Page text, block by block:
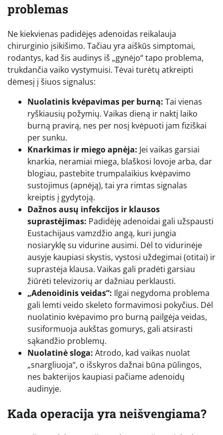
problemas
Ne kiekvienas padidėjęs adenoidas reikalauja
chirurginio įsikišimo. Tačiau yra aiškūs simptomai,
rodantys, kad šis audinys iš „gynėjo“ tapo problema,
trukdančia vaiko vystymuisi. Tėvai turėtų atkreipti
dėmesį į šiuos signalus:
Nuolatinis kvėpavimas per burną: Tai vienas
ryškiausių požymių. Vaikas dieną ir naktį laiko
burną pravirą, nes per nosį kvėpuoti jam fiziškai
per sunku.
Knarkimas ir miego apnėja: Jei vaikas garsiai
knarkia, neramiai miega, blaškosi lovoje arba, dar
blogiau, pastebite trumpalaikius kvėpavimo
sustojimus (apnėją), tai yra rimtas signalas
kreiptis į gydytoją.
Dažnos ausų infekcijos ir klausos
suprastėjimas: Padidėję adenoidai gali užspausti
Eustachijaus vamzdžio angą, kuri jungia
nosiaryklę su vidurine ausimi. Dėl to vidurinėje
ausyje kaupiasi skystis, vystosi uždegimai (otitai) ir
suprastėja klausa. Vaikas gali pradėti garsiau
žiūrėti televizorių ar dažniau perklausti.
„Adenoidinis veidas“: Ilgai negydoma problema
gali lemti veido skeleto formavimosi pokyčius. Dėl
nuolatinio kvėpavimo pro burną pailgėja veidas,
susiformuoja aukštas gomurys, gali atsirasti
sąkandžio problemų.
Nuolatinė sloga: Atrodo, kad vaikas nuolat
„snargliuoja“, o išskyros dažnai būna pūlingos,
nes bakterijos kaupiasi pačiame adenoidų
audinyje.
Kada operacija yra neišvengiama?